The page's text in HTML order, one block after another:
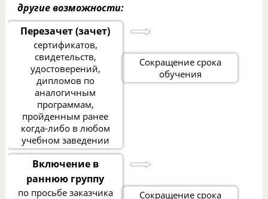
другие возможности:
Перезачет (зачет)
сертификатов,
свидетельств,
удостоверений,
дипломов по
аналогичным
программам,
пройденным ранее
когда-либо в любом
учебном заведении
Сокращение срока
обучения
Включение в
раннюю группу
по просьбе заказчика
Сокращение срока